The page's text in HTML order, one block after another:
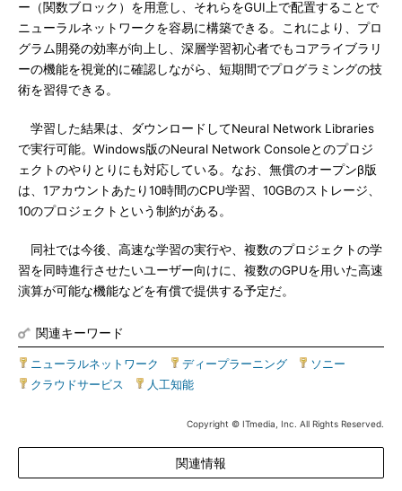
ー（関数ブロック）を用意し、それらをGUI上で配置することで
ニューラルネットワークを容易に構築できる。これにより、プロ
グラム開発の効率が向上し、深層学習初心者でもコアライブラリ
ーの機能を視覚的に確認しながら、短期間でプログラミングの技
術を習得できる。
学習した結果は、ダウンロードしてNeural Network Libraries
で実行可能。Windows版のNeural Network Consoleとのプロジ
ェクトのやりとりにも対応している。なお、無償のオープンβ版
は、1アカウントあたり10時間のCPU学習、10GBのストレージ、
10のプロジェクトという制約がある。
同社では今後、高速な学習の実行や、複数のプロジェクトの学
習を同時進行させたいユーザー向けに、複数のGPUを用いた高速
演算が可能な機能などを有償で提供する予定だ。
関連キーワード
ニューラルネットワーク ディープラーニング ソニー
クラウドサービス
人工知能
Copyright © ITmedia, Inc. All Rights Reserved.
関連情報